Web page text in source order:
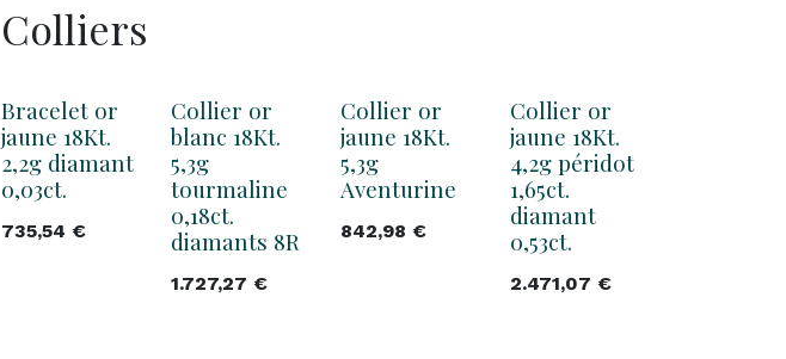
Colliers
Bracelet or
jaune 18Kt.
2,2g diamant
0,03ct.
735,54 €
Collier or
blanc 18Kt.
5,3g
tourmaline
0,18ct.
diamants 8R
1.727,27 €
Collier or
jaune 18Kt.
5,3g
Aventurine
842,98 €
Collier or
jaune 18Kt.
4,2g péridot
1,65ct.
diamant
0,53ct.
2.471,07 €